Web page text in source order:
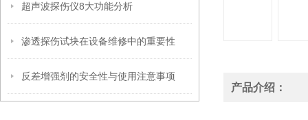
超声波探伤仪8大功能分析
渗透探伤试块在设备维修中的重要性
反差增强剂的安全性与使用注意事项
产品介绍：